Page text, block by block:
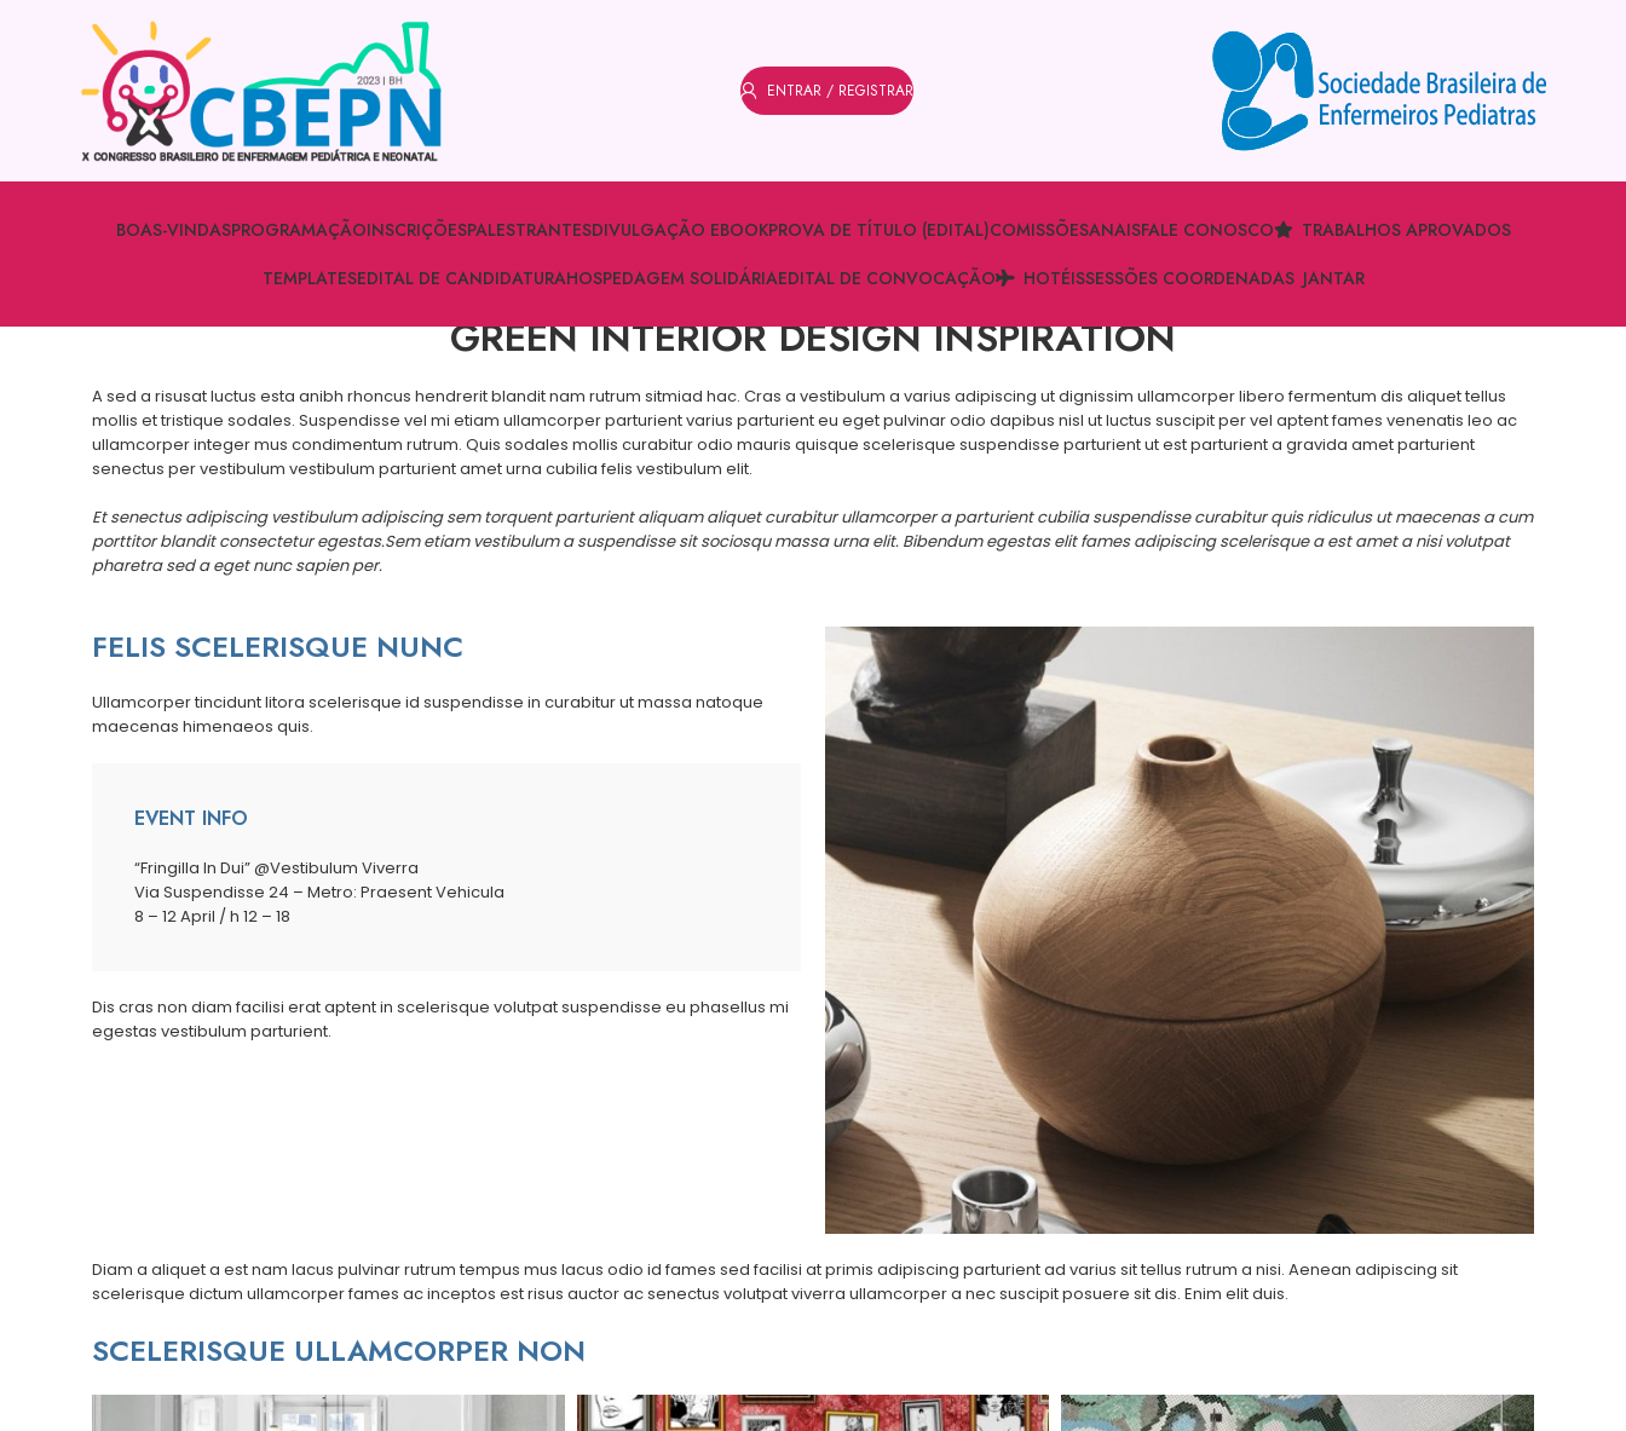
ENTRAR / REGISTRAR
BOAS-VINDASPROGRAMAÇÃOINSCRIÇÕESPALESTRANTESDIVULGAÇÃO EBOOKPROVA DE TÍTULO (EDITAL)COMISSÕESANAISFALE CONOSCO
TRABALHOS APROVADOS
TEMPLATESEDITAL DE CANDIDATURAHOSPEDAGEM SOLIDÁRIAEDITAL DE CONVOCAÇÃO HOTÉISSESSÕES COORDENADAS JANTAR
GREEN INTERIOR DESIGN INSPIRATION
A sed a risusat luctus esta anibh rhoncus hendrerit blandit nam rutrum sitmiad hac. Cras a vestibulum a varius adipiscing ut dignissim ullamcorper libero fermentum dis aliquet tellus
mollis et tristique sodales. Suspendisse vel mi etiam ullamcorper parturient varius parturient eu eget pulvinar odio dapibus nisl ut luctus suscipit per vel aptent fames venenatis leo ac
ullamcorper integer mus condimentum rutrum. Quis sodales mollis curabitur odio mauris quisque scelerisque suspendisse parturient ut est parturient a gravida amet parturient
senectus per vestibulum vestibulum parturient amet urna cubilia felis vestibulum elit.
Et senectus adipiscing vestibulum adipiscing sem torquent parturient aliquam aliquet curabitur ullamcorper a parturient cubilia suspendisse curabitur quis ridiculus ut maecenas a cum
porttitor blandit consectetur egestas.Sem etiam vestibulum a suspendisse sit sociosqu massa urna elit. Bibendum egestas elit fames adipiscing scelerisque a est amet a nisi volutpat
pharetra sed a eget nunc sapien per.
FELIS SCELERISQUE NUNC
Ullamcorper tincidunt litora scelerisque id suspendisse in curabitur ut massa natoque
maecenas himenaeos quis.
EVENT INFO
“Fringilla In Dui” @Vestibulum Viverra
Via Suspendisse 24 – Metro: Praesent Vehicula
8 – 12 April / h 12 – 18
Dis cras non diam facilisi erat aptent in scelerisque volutpat suspendisse eu phasellus mi
egestas vestibulum parturient.
Diam a aliquet a est nam lacus pulvinar rutrum tempus mus lacus odio id fames sed facilisi at primis adipiscing parturient ad varius sit tellus rutrum a nisi. Aenean adipiscing sit
scelerisque dictum ullamcorper fames ac inceptos est risus auctor ac senectus volutpat viverra ullamcorper a nec suscipit posuere sit dis. Enim elit duis.
SCELERISQUE ULLAMCORPER NON